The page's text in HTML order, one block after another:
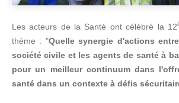
Les acteurs de la Santé ont célébré la 12
thème : "Quelle synergie d'actions
société civile et les agents de santé à
pour un meilleur continuum dans
santé dans un contexte à défis